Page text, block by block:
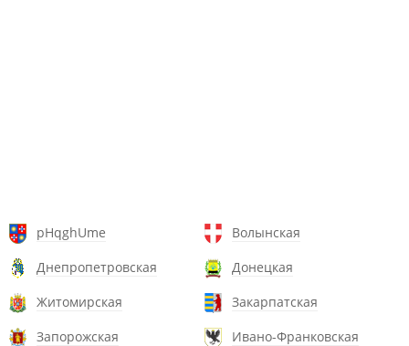
pHqghUme
Волынская
Днепропетровская
Донецкая
Житомирская
Закарпатская
Запорожская
Ивано-Франковская